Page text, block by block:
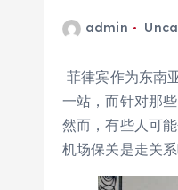
admin
菲律宾作为东南
一站，而针对那
然而，有些人可
机场保关是走关